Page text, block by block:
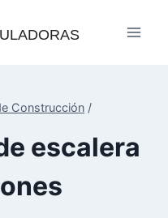
Construcción /
escalera